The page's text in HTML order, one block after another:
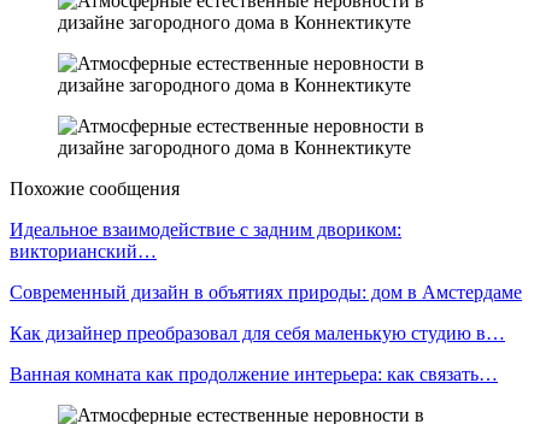
Похожие сообщения
Идеальное взаимодействие с задним двориком:
викторианский…
Современный дизайн в объятиях природы: дом в Амстердаме
Как дизайнер преобразовал для себя маленькую студию в…
Ванная комната как продолжение интерьера: как связать…